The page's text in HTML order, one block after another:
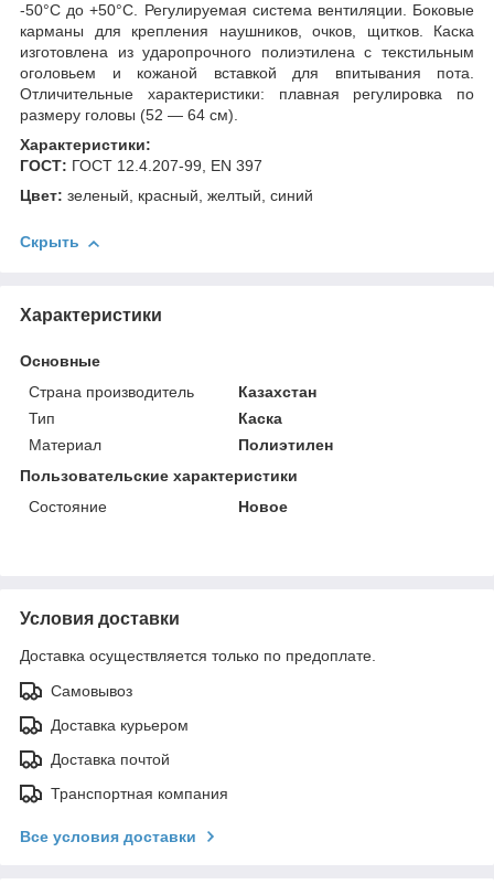
-50°С до +50°С. Регулируемая система вентиляции. Боковые
карманы для крепления наушников, очков, щитков. Каска
изготовлена из ударопрочного полиэтилена с текстильным
оголовьем и кожаной вставкой для впитывания пота.
Отличительные характеристики: плавная регулировка по
размеру головы (52 — 64 см).
Характеристики:
ГОСТ: ГОСТ 12.4.207-99, EN 397
Цвет: зеленый, красный, желтый, синий
Скрыть
Характеристики
Основные
Страна производитель
Казахстан
Тип
Каска
Материал
Полиэтилен
Пользовательские характеристики
Состояние
Новое
Условия доставки
Доставка осуществляется только по предоплате.
Самовывоз
Доставка курьером
Доставка почтой
Транспортная компания
Все условия доставки